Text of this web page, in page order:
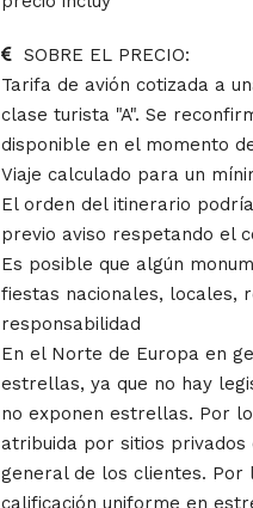
SOBRE EL PRECIO:
Tarifa de avión cotizada a
clase turista "A". Se
disponible en el momento
Viaje calculado para un
El orden del itinerario
previo aviso respetando el
Es posible que algún
fiestas nacionales, locales,
responsabilidad
En el Norte de Europa en
estrellas, ya que no hay
no exponen estrellas. Por
atribuida por sitios
general de los clientes. Por
calificación uniforme en